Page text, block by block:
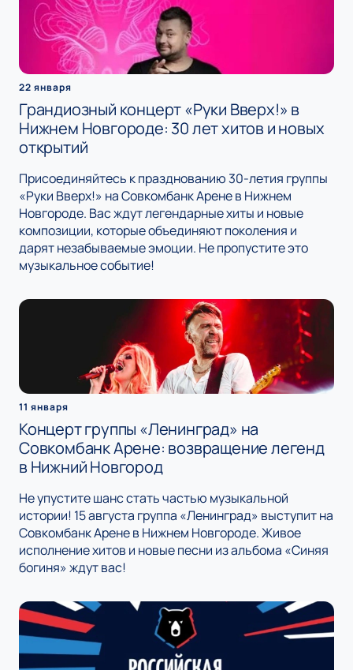
22 января
Грандиозный концерт «Руки Вверх!» в
Нижнем Новгороде: 30 лет хитов и новых
открытий
Присоединяйтесь к празднованию 30-летия группы
«Руки Вверх!» на Совкомбанк Арене в Нижнем
Новгороде. Вас ждут легендарные хиты и новые
композиции, которые объединяют поколения и
дарят незабываемые эмоции. Не пропустите это
музыкальное событие!
11 января
Концерт группы «Ленинград» на
Совкомбанк Арене: возвращение легенд
в Нижний Новгород
Не упустите шанс стать частью музыкальной
истории! 15 августа группа «Ленинград» выступит на
Совкомбанк Арене в Нижнем Новгороде. Живое
исполнение хитов и новые песни из альбома «Синяя
богиня» ждут вас!